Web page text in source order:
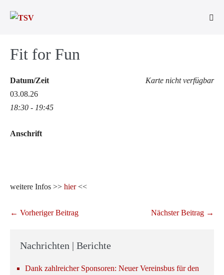
Inhalt
Fit for Fun
Karte nicht verfügbar
Datum/Zeit
03.08.26
18:30 - 19:45
Anschrift
weitere Infos >> hier<<
Beitragsnavigation
← Vorheriger Beitrag Nächster Beitrag →
Nachrichten | Berichte
Dank zahlreicher Sponsoren: Neuer Vereinsbus für den